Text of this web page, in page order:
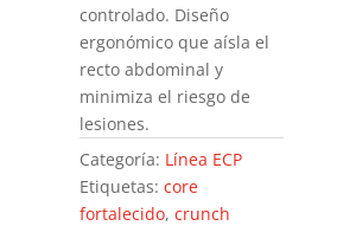
controlado. Diseño
ergonómico que aísla el
recto abdominal y
minimiza el riesgo de
lesiones.
Categoría: Línea ECP
Etiquetas:core
fortalecido,crunch